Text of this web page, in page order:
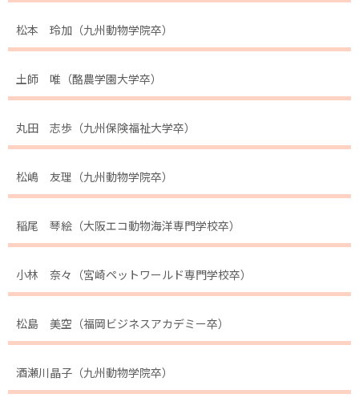
松本 玲加（九州動物学院卒）
土師 唯（酪農学園大学卒）
丸田 志歩（九州保険福祉大学卒）
松嶋 友理（九州動物学院卒）
稲尾 琴絵（大阪エコ動物海洋専門学校卒）
小林 奈々（宮崎ペットワールド専門学校卒）
松島 美空（福岡ビジネスアカデミー卒）
酒瀬川晶子（九州動物学院卒）